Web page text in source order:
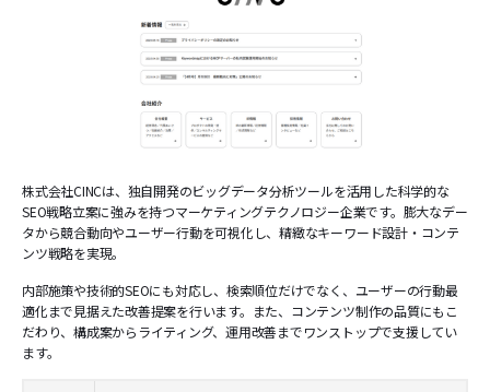
株式会社CINCは、独自開発のビッグデータ分析ツールを活用した科学的な
SEO戦略立案に強みを持つマーケティングテクノロジー企業です。膨大なデー
タから競合動向やユーザー行動を可視化し、精緻なキーワード設計・コンテ
ンツ戦略を実現。
内部施策や技術的SEOにも対応し、検索順位だけでなく、ユーザーの行動最
適化まで見据えた改善提案を行います。また、コンテンツ制作の品質にもこ
だわり、構成案からライティング、運用改善までワンストップで支援してい
ます。